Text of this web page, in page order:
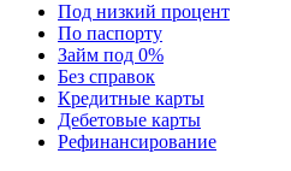
Под низкий процент
По паспорту
Займ под 0%
Без справок
Кредитные карты
Дебетовые карты
Рефинансирование